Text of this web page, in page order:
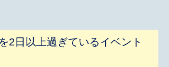
2日以上過ぎているイベント